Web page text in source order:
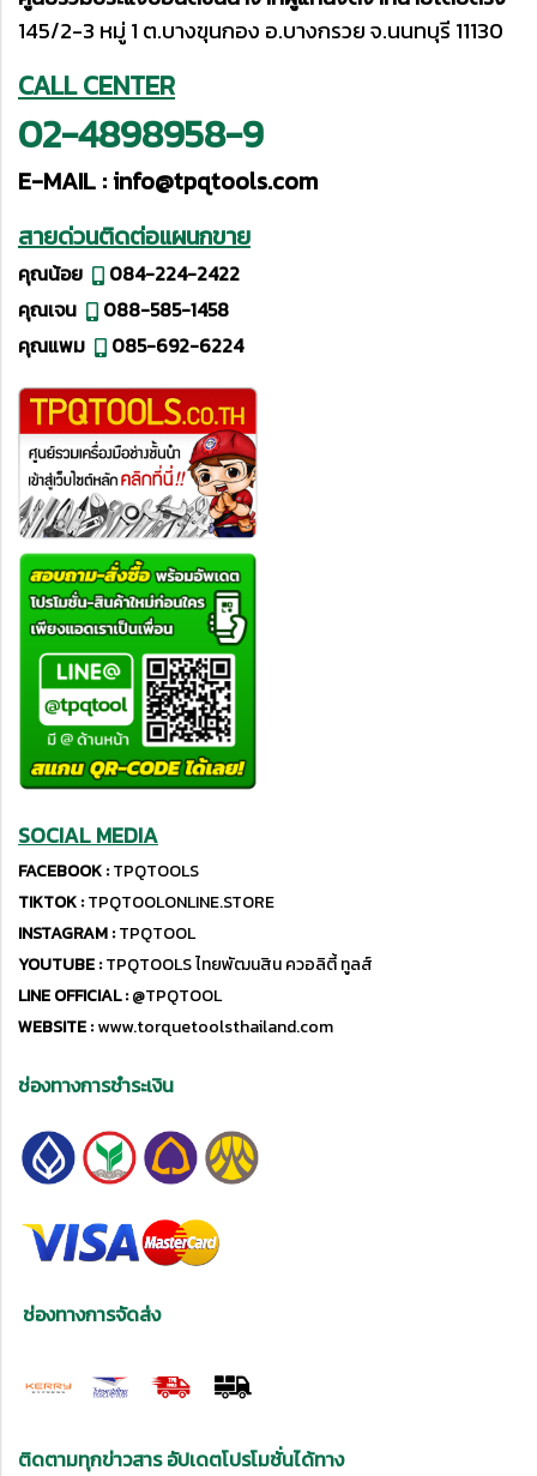
145/2-3 หมู่ 1 ต.บางขุนกอง อ.บางกรวย จ.นนทบุรี 11130
CALL CENTER
02-4898958-9
E-MAIL :info@tpqtools.com
สายด่วนติดต่อแผนกขาย
คุณน้อย
084-224-2422
คุณเจน
088-585-1458
คุณแพม
085-692-6224
SOCIAL MEDIA
FACEBOOK :TPQTOOLS
TIKTOK :TPQTOOLONLINE.STORE
INSTAGRAM :TPQTOOL
YOUTUBE :TPQTOOLS ไทยพัฒนสิน ควอลิตี้ ทูลส์
LINE OFFICIAL :@TPQTOOL
WEBSITE :www.torquetoolsthailand.com
ช่องทางการชำระเงิน
ช่องทางการจัดส่ง
ติดตามทุกข่าวสาร อัปเดตโปรโมชั่นได้ทาง